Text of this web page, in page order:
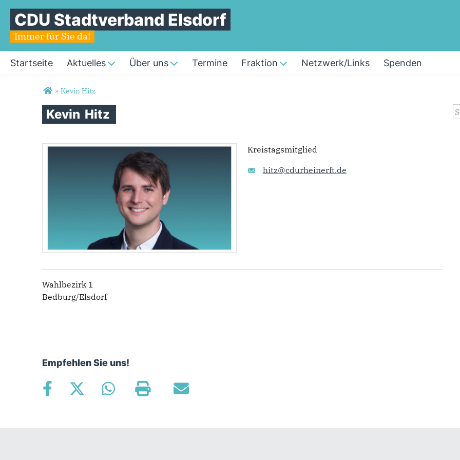
CDU Stadtverband Elsdorf
Immer für Sie da!
Startseite Aktuelles Über uns Termine Fraktion Netzwerk/Links Spenden
Sie sind hier
» Kevin Hitz
Kevin Hitz
Kreistagsmitglied
hitz@cdurheinerft.de
Wahlbezirk 1
Bedburg/Elsdorf
Empfehlen Sie uns!